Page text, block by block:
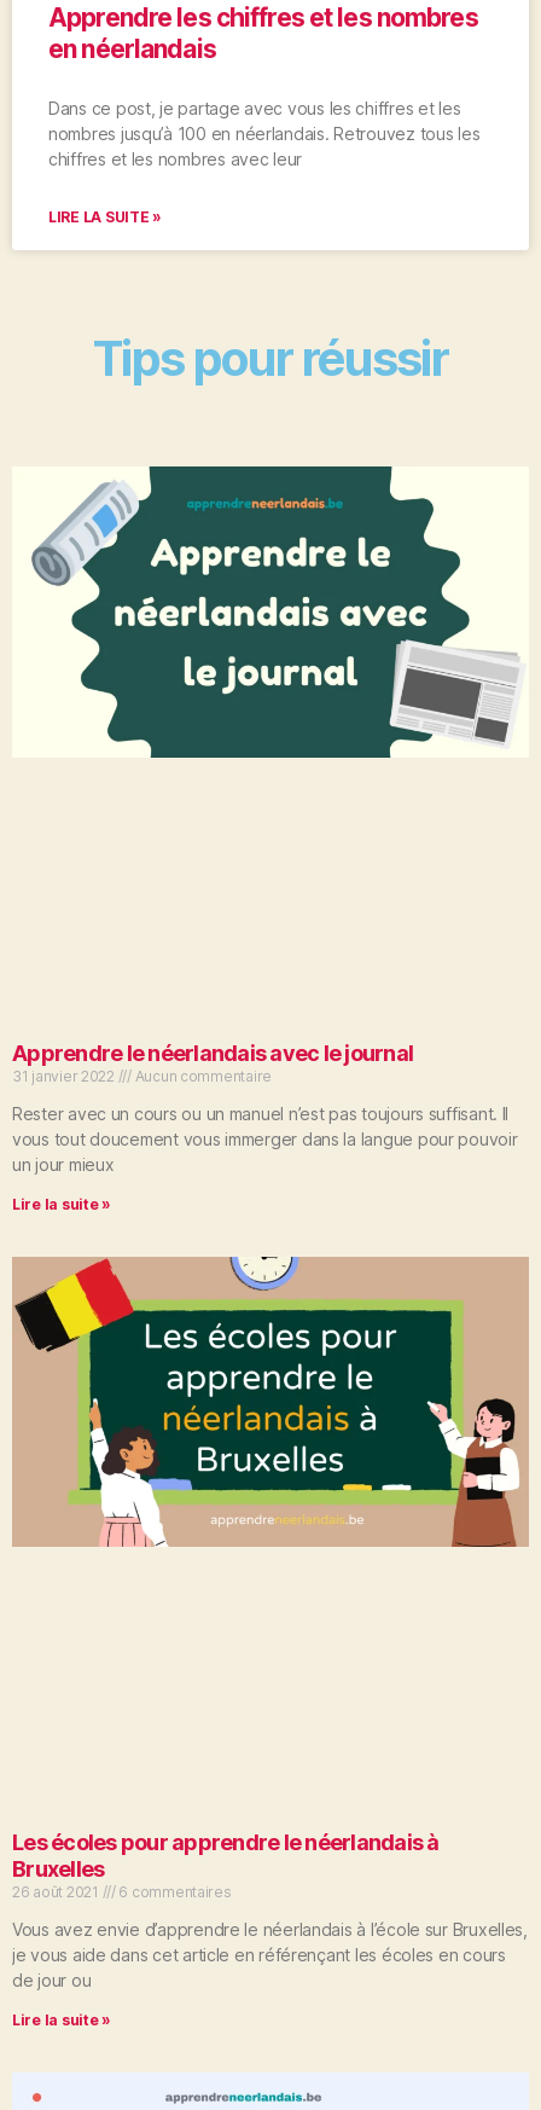
Apprendre les chiffres et les nombres
en néerlandais
Dans ce post, je partage avec vous les chiffres et les
nombres jusqu’à 100 en néerlandais. Retrouvez tous les
chiffres et les nombres avec leur
LIRE LA SUITE »
Tips pour réussir
Apprendre le néerlandais avec le journal
31 janvier 2022 Aucun commentaire
Rester avec un cours ou un manuel n’est pas toujours suffisant. Il
vous tout doucement vous immerger dans la langue pour pouvoir
un jour mieux
Lire la suite »
Les écoles pour apprendre le néerlandais à
Bruxelles
26 août 2021 6 commentaires
Vous avez envie d’apprendre le néerlandais à l’école sur Bruxelles,
je vous aide dans cet article en référençant les écoles en cours
de jour ou
Lire la suite »